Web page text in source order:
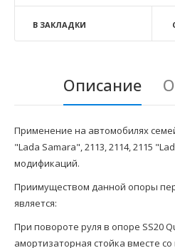
В ЗАКЛАДКИ
Описание
Применение на автомобилях
"Lada Samara", 2113, 2114, 2115
модификаций.
Приимуществом данной опоры
является:
При повороте руля в опоре SS20
амортизаторная стойка вместе